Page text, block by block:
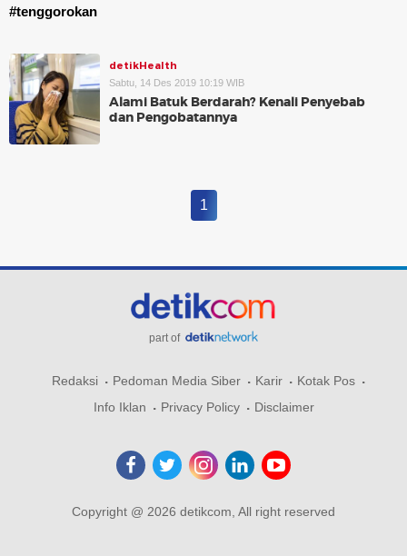
#tenggorokan
detikHealth
Sabtu, 14 Des 2019 10:19 WIB
Alami Batuk Berdarah? Kenali Penyebab
dan Pengobatannya
1
part of
Redaksi Pedoman Media Siber Karir
Kotak Pos
Info Iklan
Privacy Policy Disclaimer
Copyright @ 2026 detikcom, All right reserved